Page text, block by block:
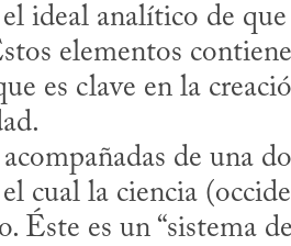
ideal analítico de
elementos
es clave en la
cual la ciencia
es un “sistema de